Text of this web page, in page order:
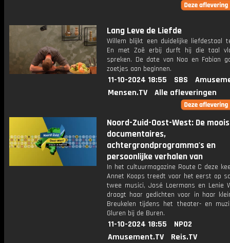
Lang Leve de Liefde
Willem blijkt een duidelijke liefdestaal
En met Zoë erbij durft hij die taal
spreken. De date van Noa en Fabian
zoetjes aan beginnen.
11-10-2024 18:55 SBS
Mensen.TV
Alle afleveringen
Noord-Zuid-Oost-West: De
documentaires,
achtergrondprogramma's en
persoonlijke verhalen van
In het cultuurmagazine Route C deze
Annet Koops treedt voor het eerst op
twee musici, José Loermans en Lenie
draagt haar gedichten voor in haar
Breukelen tijdens het theater- en
Gluren bij de Buren.
11-10-2024 18:55
NPO2
Amusement.TV
Reis.TV